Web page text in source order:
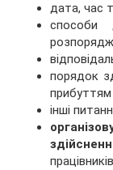
дата, час
способи
порядок
прибуттям
інші